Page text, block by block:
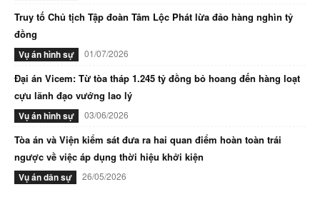
Truy tố Chủ tịch Tập đoàn Tâm Lộc Phát lừa đảo hàng nghìn tỷ
đồng
Vụ án hình sự 01/07/2026
Đại án Vicem: Từ tòa tháp 1.245 tỷ đồng bỏ hoang đến hàng loạt
cựu lãnh đạo vướng lao lý
Vụ án hình sự 03/06/2026
Tòa án và Viện kiểm sát đưa ra hai quan điểm hoàn toàn trái
ngược về việc áp dụng thời hiệu khởi kiện
Vụ án dân sự 26/05/2026